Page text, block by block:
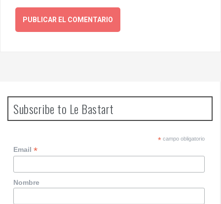
Subscribe to Le Bastart
*campo obligatorio
Email*
Nombre